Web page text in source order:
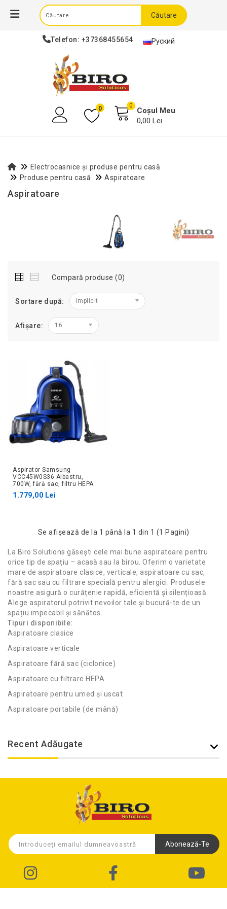
Telefon: +37368455654 Руский
Căutare
0 0
Coșul Meu
0,00 Lei
Electrocasnice și produse pentru casă
Produse pentru casă
Aspiratoare
Aspiratoare
Compară produse (0)
Sortare după: Implicit
Afișare: 16
Aspirator Samsung
VCC45W0S36 Albastru,
700W, fără sac, filtru HEPA
1.779,00 Lei
Se afişează de la 1 până la 1 din 1 (1 Pagini)
La Biro Solutions găsești cele mai bune aspiratoare pentru
orice tip de spațiu – acasă sau la birou. Oferim o varietate
mare de aspiratoare clasice, verticale, aspiratoare cu sac,
fără sac sau cu filtrare specială pentru alergici. Produsele
noastre asigură o curățenie rapidă, eficientă și silențioasă.
Alege aspiratorul potrivit nevoilor tale și bucură-te de un
spațiu impecabil și sănătos.
Tipuri disponibile:
Aspiratoare clasice
Aspiratoare verticale
Aspiratoare fără sac (ciclonice)
Aspiratoare cu filtrare HEPA
Aspiratoare pentru umed și uscat
Aspiratoare portabile (de mână)
Recent Adăugate
Abonează-Te